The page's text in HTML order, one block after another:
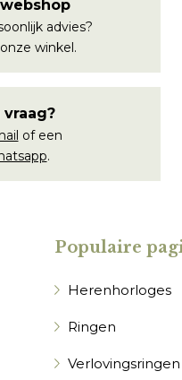
advies?
winkel.
of een
.
Populaire
Herenhorloges
Ringen
Verlovingsringen